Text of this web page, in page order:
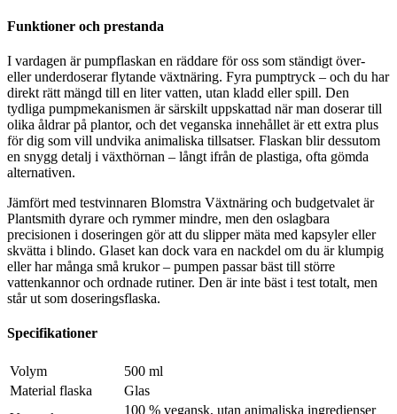
Funktioner och prestanda
I vardagen är pumpflaskan en räddare för oss som ständigt över-
eller underdoserar flytande växtnäring. Fyra pumptryck – och du har
direkt rätt mängd till en liter vatten, utan kladd eller spill. Den
tydliga pumpmekanismen är särskilt uppskattad när man doserar till
olika åldrar på plantor, och det veganska innehållet är ett extra plus
för dig som vill undvika animaliska tillsatser. Flaskan blir dessutom
en snygg detalj i växthörnan – långt ifrån de plastiga, ofta gömda
alternativen.
Jämfört med testvinnaren Blomstra Växtnäring och budgetvalet är
Plantsmith dyrare och rymmer mindre, men den oslagbara
precisionen i doseringen gör att du slipper mäta med kapsyler eller
skvätta i blindo. Glaset kan dock vara en nackdel om du är klumpig
eller har många små krukor – pumpen passar bäst till större
vattenkannor och ordnade rutiner. Den är inte bäst i test totalt, men
står ut som doseringsflaska.
Specifikationer
Volym
500 ml
Material flaska
Glas
100 % vegansk, utan animaliska ingredienser